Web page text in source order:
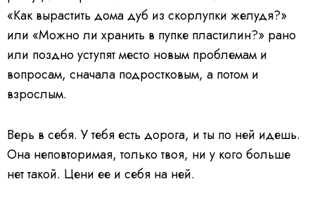
«Как вырастить дома дуб из скорлупки желудя?»
или «Можно ли хранить в пупке пластилин?» рано
или поздно уступят место новым проблемам и
вопросам, сначала подростковым, а потом и
взрослым.
Верь в себя. У тебя есть дорога, и ты по ней идешь.
Она неповторимая, только твоя, ни у кого больше
нет такой. Цени ее и себя на ней.